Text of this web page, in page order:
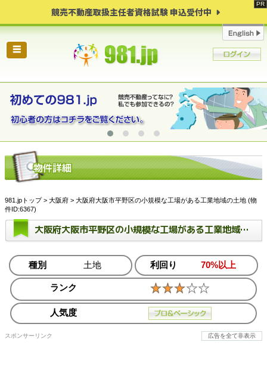
競売不動産取扱主任者資格試験 申込受付中
☰
981.jpトップ> 大阪府 > 大阪府大阪市平野区の小規模な工場がある工業地域の土地 (物
件ID:6367)
大阪府大阪市平野区の小規模な工場がある工業地域の土地
種別 土地 利回り 70%以上
ランク
人気度
スポンサーリンク 広告を全て非表示